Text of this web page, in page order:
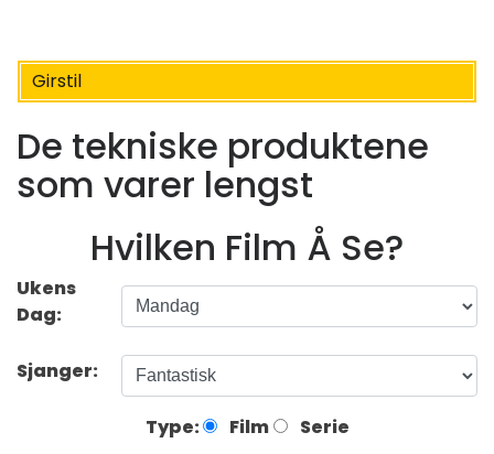
Girstil
De tekniske produktene
som varer lengst
Hvilken Film Å Se?
Ukens
Dag:
Sjanger:
Type: Film Serie